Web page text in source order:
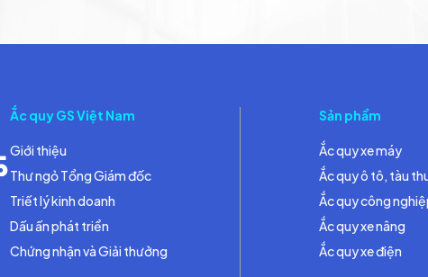
Ắc quy GS Việt Nam
Giới thiệu
Thư ngỏ Tổng Giám đốc
Triết lý kinh doanh
Dấu ấn phát triển
Chứng nhận và Giải thưởng
Sản phẩm
Ắc quy xe máy
Ắc quy ô tô, tàu
Ắc quy công
Ắc quy xe nâng
Ắc quy xe điện